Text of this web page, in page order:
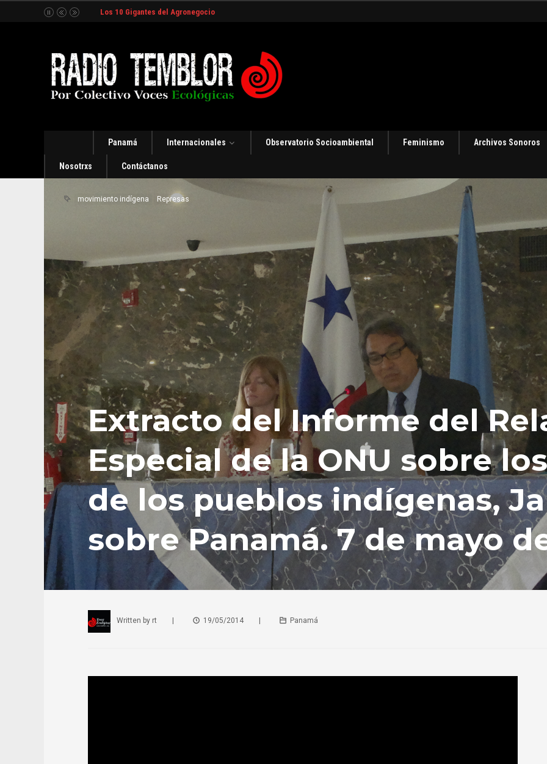
Los 10 Gigantes del Agronegocio
Panamá Internacionales Observatorio Socioambiental Feminismo Archivos Sonoros
Nosotrxs Contáctanos
movimiento indígena Represas
Extracto del Informe del
Especial de la ONU sobre
de los pueblos indígenas,
sobre Panamá. 7 de mayo
Written by rt 19/05/2014 Panamá